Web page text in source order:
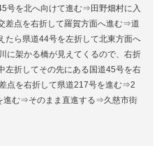
号を北へ向けて進む⇒田野畑村に入
差点を右折して羅賀方面へ進む⇒道
たら県道44号を左折して北東方面へ
に架かる橋が見えてくるので、右折
左折してその先にある国道45号を右
点を右折して県道217号を進む⇒2
進む⇒そのまま直進する⇒久慈市街